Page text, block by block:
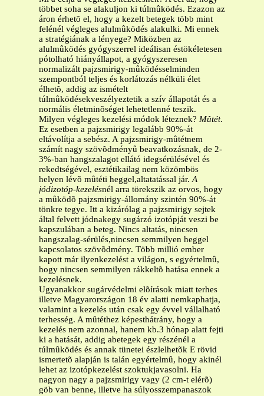
többet soha se alakuljon ki túlmûködés. Ezazon az
áron érhetõ el, hogy a kezelt betegek több mint
felénél végleges alulmûködés alakulki. Mi ennek
a stratégiának a lényege? Miközben az
alulmûködés gyógyszerrel ideálisan éstökéletesen
pótolható hiányállapot, a gyógyszeresen
normalizált pajzsmirigy-mûködésselminden
szempontból teljes és korlátozás nélküli élet
élhetõ, addig az ismételt
túlmûködésekveszélyeztetik a szív állapotát és a
normális életminõséget lehetetlenné teszik.
Milyen végleges kezelési módok léteznek? Mûtét.
Ez esetben a pajzsmirigy legalább 90%-át
eltávolítja a sebész. A pajzsmirigy-mûtétnem
számít nagy szövõdményû beavatkozásnak, de 2-
3%-ban hangszalagot ellátó idegsérülésével és
rekedtségével, esztétikailag nem közömbös
helyen lévõ mûtéti heggel,altatatással jár.A
jódizotóp-kezelésnél arra törekszik az orvos, hogy
a mûködõ pajzsmirigy-állomány szintén 90%-át
tönkre tegye. Itt a kizárólag a pajzsmirigy sejtek
által felvett jódnakegy sugárzó izotópját veszi be
kapszulában a beteg. Nincs altatás, nincsen
hangszalag-sérülés,nincsen semmilyen heggel
kapcsolatos szövõdmény. Több millió ember
kapott már ilyenkezelést a világon, s egyértelmû,
hogy nincsen semmilyen rákkeltõ hatása ennek a
kezelésnek.
Ugyanakkor sugárvédelmi elõírások miatt terhes
illetve Magyarországon 18 év alatti nemkaphatja,
valamint a kezelés után csak egy évvel vállalható
terhesség. A mûtéthez képesthátrány, hogy a
kezelés nem azonnal, hanem kb.3 hónap alatt fejti
ki a hatását, addig abetegek egy részénél a
túlmûködés és annak tünetei észlelhetõk E rövid
ismertetõ alapján is talán egyértelmû, hogy akinél
lehet az izotópkezelést szoktukjavasolni. Ha
nagyon nagy a pajzsmirigy vagy (2 cm-t elérõ)
göb van benne, illetve ha súlyosszempanaszok